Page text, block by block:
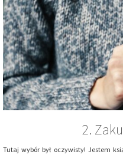
2.
Tutaj wybór był oczywisty! Jestem